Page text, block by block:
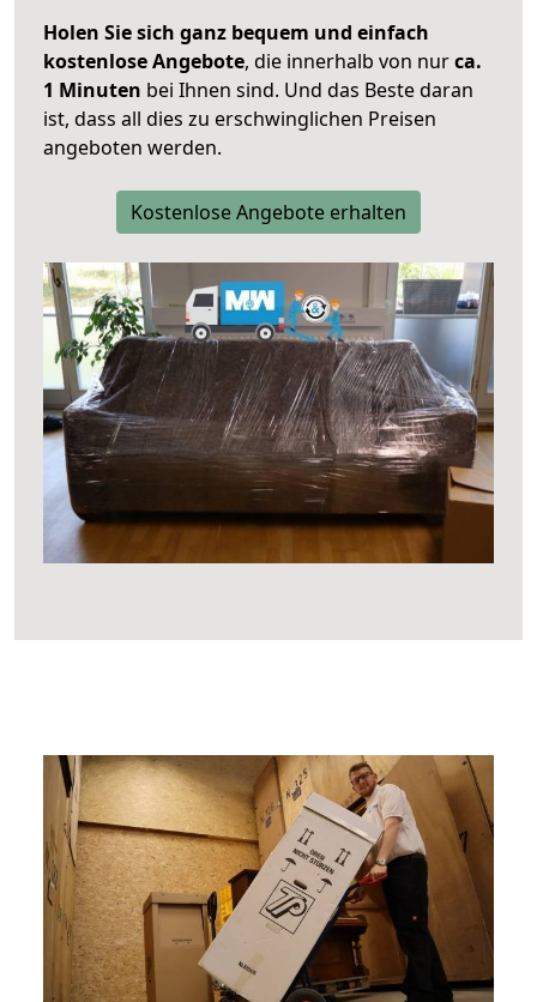
Holen Sie sich ganz bequem und einfach
kostenlose Angebote, die innerhalb von nurca.
1 Minuten bei Ihnen sind. Und das Beste daran
ist, dass all dies zu erschwinglichen Preisen
angeboten werden.
Kostenlose Angebote erhalten